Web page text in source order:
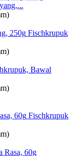
Fischkrupuk
Bawal
Fischkrupuk